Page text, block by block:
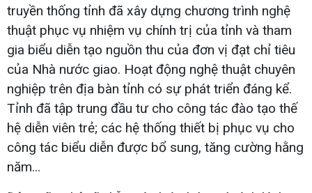
truyền thống tỉnh đã xây dựng chương trình nghệ
thuật phục vụ nhiệm vụ chính trị của tỉnh và tham
gia biểu diễn tạo nguồn thu của đơn vị đạt chỉ tiêu
của Nhà nước giao. Hoạt động nghệ thuật chuyên
nghiệp trên địa bàn tỉnh có sự phát triển đáng kể.
Tỉnh đã tập trung đầu tư cho công tác đào tạo thế
hệ diễn viên trẻ; các hệ thống thiết bị phục vụ cho
công tác biểu diễn được bổ sung, tăng cường hằng
năm...